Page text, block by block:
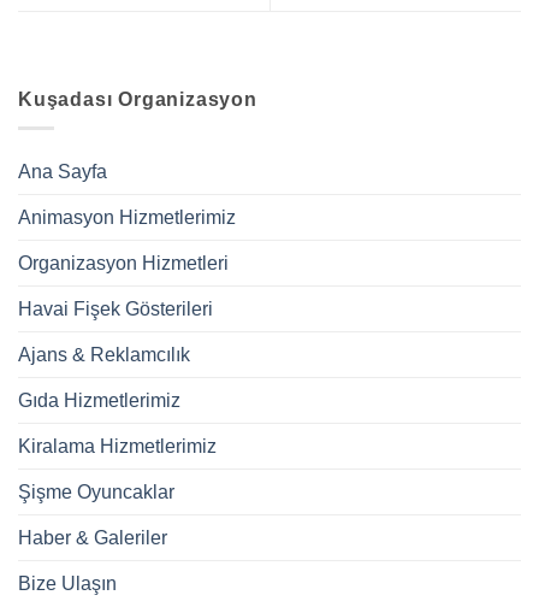
Kuşadası Organizasyon
Ana Sayfa
Animasyon Hizmetlerimiz
Organizasyon Hizmetleri
Havai Fişek Gösterileri
Ajans & Reklamcılık
Gıda Hizmetlerimiz
Kiralama Hizmetlerimiz
Şişme Oyuncaklar
Haber & Galeriler
Bize Ulaşın